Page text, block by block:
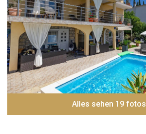
Alles sehen 19 fotos